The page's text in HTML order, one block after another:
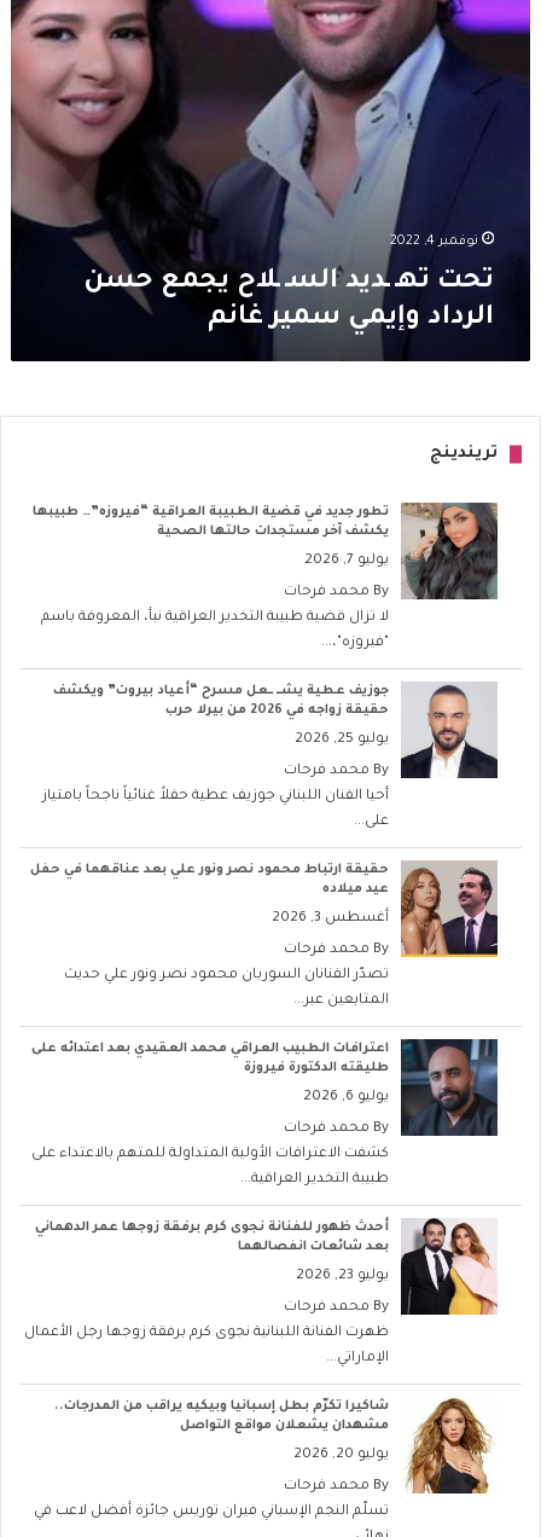
وإيمي
نوفمبر 4, 2022
تحت تهـ ـديد السـ ـلاح يجمع حسن
الرداد وإيمي سمير غانم
تريندينج
تطور جديد في قضية الطبيبة العراقية “فيروزه”… طبيبها
يكشف آخر مستجدات حالتها الصحية
يوليو 7, 2026
By محمد فرحات
لا تزال قضية طبيبة التخدير العراقية نبأ، المعروفة باسم
"فيروزه"،...
جوزيف عطية يشــ ــعل مسرح “أعياد بيروت” ويكشف
حقيقة زواجه في 2026 من بيرلا حرب
يوليو 25, 2026
By محمد فرحات
أحيا الفنان اللبناني جوزيف عطية حفلاً غنائياً ناجحاً بامتياز
على...
حقيقة ارتباط محمود نصر ونور علي بعد عناقهما في حفل
عيد ميلاده
أغسطس 3, 2026
By محمد فرحات
تصدّر الفنانان السوريان محمود نصر ونور علي حديث
المتابعين عبر...
اعترافات الطبيب العراقي محمد العقيدي بعد اعتدائه على
طليقته الدكتورة فيروزة
يوليو 6, 2026
By محمد فرحات
كشفت الاعترافات الأولية المتداولة للمتهم بالاعتداء على
طبيبة التخدير العراقية...
أحدث ظهور للفنانة نجوى كرم برفقة زوجها عمر الدهماني
بعد شائعات انفصالهما
يوليو 23, 2026
By محمد فرحات
ظهرت الفنانة اللبنانية نجوى كرم برفقة زوجها رجل الأعمال
الإماراتي...
شاكيرا تكرّم بطل إسبانيا وبيكيه يراقب من المدرجات..
مشهدان يشعلان مواقع التواصل
يوليو 20, 2026
By محمد فرحات
تسلّم النجم الإسباني فيران توريس جائزة أفضل لاعب في